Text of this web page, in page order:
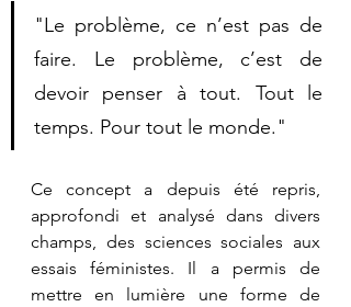
"Le problème, ce n’est pas de
faire. Le problème, c’est de
devoir penser à tout. Tout le
temps. Pour tout le monde."
Ce concept a depuis été repris,
approfondi et analysé dans divers
champs, des sciences sociales aux
essais féministes. Il a permis de
mettre en lumière une forme de